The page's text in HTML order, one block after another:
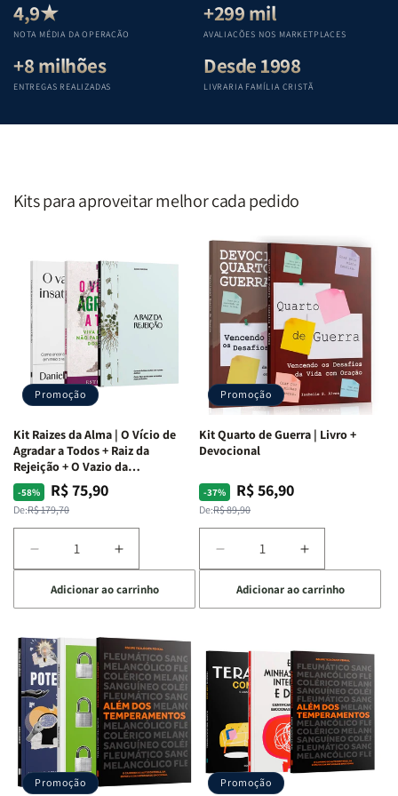
Teológica
Penkal
Penkal
Teológica
Penkal
4,9★
NOTA MÉDIA DA OPERAÇÃO
+299 mil
AVALIAÇÕES NOS MARKETPLACES
+8 milhões
ENTREGAS REALIZADAS
Desde 1998
LIVRARIA FAMÍLIA CRISTÃ
Kits para aproveitar melhor cada pedido
Promoção
Kit Raizes da Alma | O Vício de
Agradar a Todos + Raiz da
Rejeição + O Vazio da
Insatisfação.
-58%
Preço
normal
De:R$ 179,70
Preço
promocional
R$ 75,90
Diminuir
a
quantidade
de
Raizes
da
Alma
|
O
Vício
Agradar
Aumentar
a
quantidade
de
Raizes
da
Alma
|
O
Vício
de
Agradar
Adicionar ao carrinho
Promoção
Kit Quarto de Guerra | Livro +
Devocional
-37%
Preço
normal
De:R$ 89,90
Preço
promocional
R$ 56,90
Diminuir
a
quantidade
de
Quarto
de
Guerra
Livro
+
Devocional
Aumentar
a
quantidade
de
Quarto
de
Guerra
|
Livro
+
Devocional
Adicionar ao carrinho
Promoção Promoção